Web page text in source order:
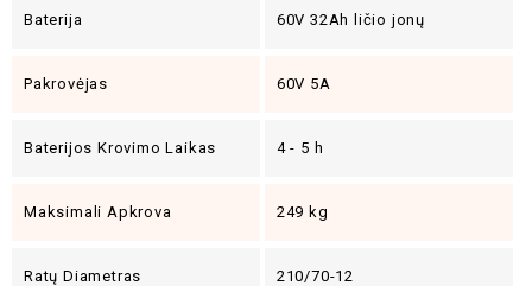
Baterija 60V 32Ah ličio jonų
Pakrovėjas 60V 5A
Baterijos Krovimo Laikas 4 - 5 h
Maksimali Apkrova 249 kg
Ratų Diametras 210/70-12